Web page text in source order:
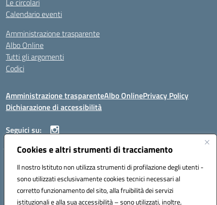
Cookies e altri strumenti di tracciamento
Il nostro Istituto non utilizza strumenti di profilazione degli utenti -
sono utilizzati esclusivamente cookies tecnici necessari al
corretto funzionamento del sito, alla fruibilità dei servizi
istituzionali e alla sua accessibilità – sono utilizzati, inoltre,
Le circolari
Calendario eventi
Amministrazione trasparente
Albo Online
Tutti gli argomenti
Codici
Amministrazione trasparenteAlbo OnlinePrivacy Policy
Dichiarazione di accessibilità
Seguici su:
ISTITUTO ISTRUZIONE SUPERIORE ANGELO ROTH
Codice fiscale: 80004310902 Codice meccanografico: SSIS019006
Telefono: 079951627